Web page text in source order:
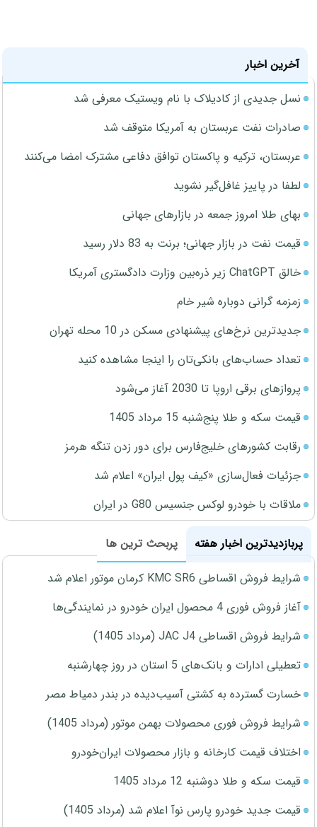
آخرین اخبار
نسل جدیدی از کادیلاک با نام ویستیک معرفی شد
صادرات نفت عربستان به آمریکا متوقف شد
عربستان، ترکیه و پاکستان توافق دفاعی مشترک امضا می‌کنند
لطفا در پاییز غافل‌گیر نشوید
بهای طلا امروز جمعه در بازارهای جهانی
قیمت نفت در بازار جهانی؛ برنت به 83 دلار رسید
خالق ChatGPT زیر ذره‌بین وزارت دادگستری آمریکا
زمزمه گرانی دوباره شیر خام
جدیدترین نرخ‌های پیشنهادی مسکن در 10 محله تهران
تعداد حساب‌های بانکی‌تان را اینجا مشاهده کنید
پروازهای برقی اروپا تا 2030 آغاز می‌شود
قیمت سکه و طلا پنج‌شنبه 15 مرداد 1405
رقابت کشورهای خلیج‌فارس برای دور زدن تنگه هرمز
جزئیات فعال‌سازی «کیف پول ایران» اعلام شد
ملاقات با خودرو لوکس جنسیس G80 در ایران
پربازدیدترین اخبار هفته
پربحث ترین ها
شرایط فروش اقساطی KMC SR6 کرمان موتور اعلام شد
آغاز فروش فوری 4 محصول ایران خودرو در نمایندگی‌ها
شرایط فروش اقساطی JAC J4 (مرداد 1405)
تعطیلی ادارات و بانک‌های 5 استان در روز چهارشنبه
خسارت گسترده به کشتی آسیب‌دیده در بندر دمیاط مصر
شرایط فروش فوری محصولات بهمن موتور (مرداد 1405)
اختلاف قیمت کارخانه و بازار محصولات ایران‌خودرو
قیمت سکه و طلا دوشنبه 12 مرداد 1405
قیمت جدید خودرو پارس نوآ اعلام شد (مرداد 1405)